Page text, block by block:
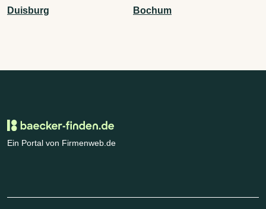
Duisburg Bochum
Ein Portal von Firmenweb.de